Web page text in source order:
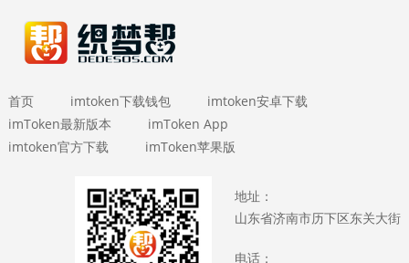
首页 imtoken下载钱包
imtoken安卓下载
imToken最新版本
imToken App
imtoken官方下载
imToken苹果版
地址：
山东省济南市历下区东关大街
电话：